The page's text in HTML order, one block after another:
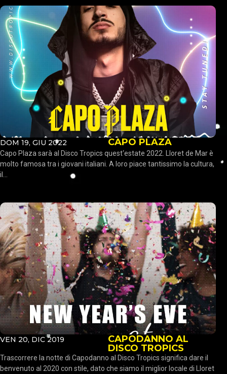
DOM 19, GIU 2022 CAPO PLAZA
Capo Plaza sarà al Disco Tropics quest‘estate 2022. Lloret de Mar è
molto famosa tra i giovani italiani. A loro piace tantissimo la cultura,
il...
VEN 20, DIC 2019
CAPODANNO AL
DISCO TROPICS
Trascorrere la notte di Capodanno al Disco Tropics significa dare il
benvenuto al 2020 con stile, dato che siamo il miglior locale di Lloret